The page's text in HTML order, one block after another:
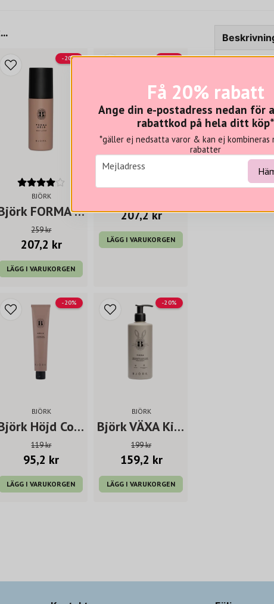
BJÖRK
Björk FORMA Höjd Root Lifter 150 ml
259 kr
207,2 kr
LÄGG I VARUKORGEN
-20%
BJÖRK
207,2 kr
LÄGG I VARUKORGEN
-20%
BJÖRK
Björk Höjd Conditioner 75ml
119 kr
95,2 kr
LÄGG I VARUKORGEN
-20%
BJÖRK
Björk VÄXA Kids Shampoo & Body Wash 300ml
199 kr
159,2 kr
LÄGG I VARUKORGEN
-20%
och
struktur
•
• För tunt,
• Vegansk
Eva
Få 20% rabatt
Ange din e-postadress nedan för
rabattkod på hela ditt köp*
*gäller ej nedsatta varor & kan ej kombineras
rabatter
email
Mejladress